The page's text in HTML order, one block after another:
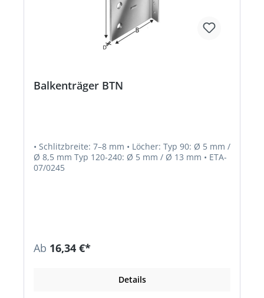
Balkenträger BTN
• Schlitzbreite: 7–8 mm • Löcher: Typ 90: Ø 5 mm /
Ø 8,5 mm Typ 120-240: Ø 5 mm / Ø 13 mm • ETA-
07/0245
Ab 16,34 €*
Details